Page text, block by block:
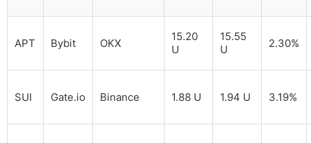
APT Bybit OKX
15.20
U
15.55
U
2.30%
SUI Gate.io Binance 1.88 U 1.94 U 3.19%